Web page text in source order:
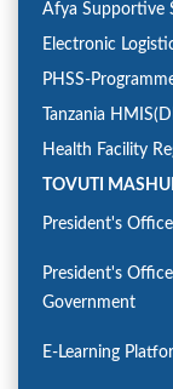
Afya Supportive
Electronic
PHSS-
Tanzania
Health Facility
TOVUTI
President's
President's
Government
E-Learning